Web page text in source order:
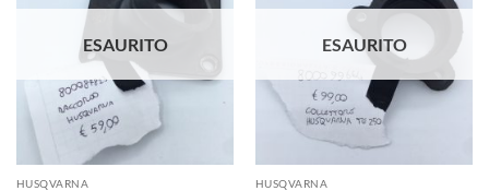
desideri
ESAURITO
HUSQVARNA
desideri
ESAURITO
HUSQVARNA